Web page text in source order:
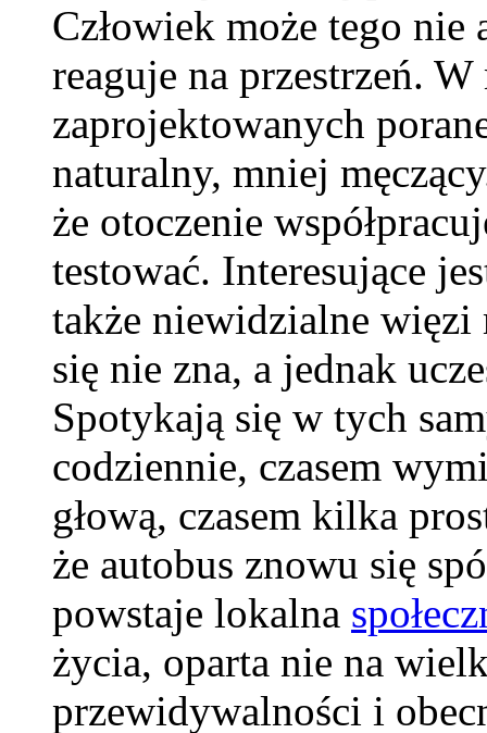
Człowiek może tego
reaguje na przestrzeń.
zaprojektowanych
naturalny, mniej
że otoczenie
testować. Interesujące
także niewidzialne
się nie zna, a jednak
Spotykają się w tych
codziennie, czasem
głową, czasem kilka
że autobus znowu się
powstaje lokalna
życia, oparta nie na
przewidywalności i